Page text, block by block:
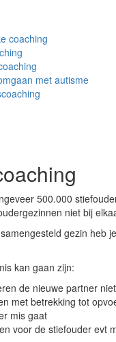
coaching
met autisme
500.000
niet bij
gezin heb
kan gaan zijn:
de nieuwe partner niet
met betrekking tot
mis gaat
voor de stiefouder evt